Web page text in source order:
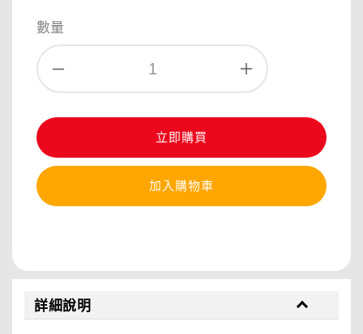
數量
立即購買
加入購物車
詳細說明